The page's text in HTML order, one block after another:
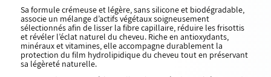
Sa formule crémeuse et légère, sans silicone et biodégradable,
associe un mélange d’actifs végétaux soigneusement
sélectionnés afin de lisser la fibre capillaire, réduire les frisottis
et révéler l’éclat naturel du cheveu. Riche en antioxydants,
minéraux et vitamines, elle accompagne durablement la
protection du film hydrolipidique du cheveu tout en préservant
sa légèreté naturelle.